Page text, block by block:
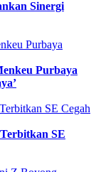
Sinergi
Purbaya
SE